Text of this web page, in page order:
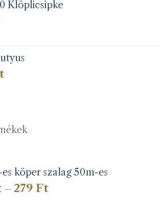
Klöplicsipke
köper szalag 50m-es
– 279 FtÁrtartomány: